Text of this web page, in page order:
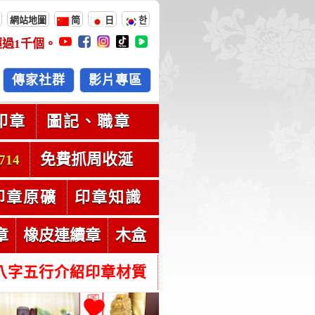
網站地圖 简 日 한
1千個。
傳家社群 影片專區
章 圖記、職章
免費抓周收涎
章原礦 印章知識
橡皮連續章 木盒
字五行介紹印章材質